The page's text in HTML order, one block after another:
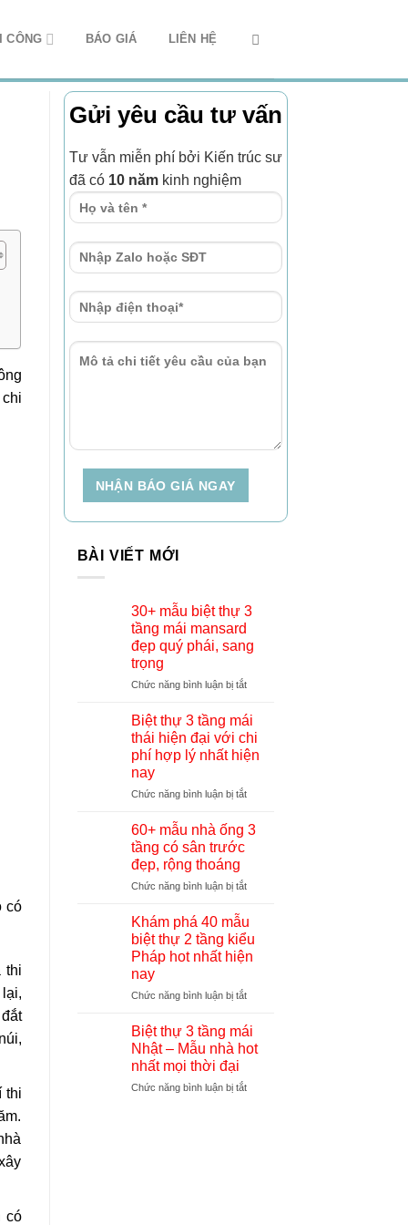
CÔNG BÁO GIÁ LIÊN HỆ
có
thi
thi
có
Gửi yêu cầu tư vấn
Tư vẫn miễn phí bởi Kiến trúc sư
đã có 10 nămkinh nghiệm
NHẬN BÁO GIÁ NGAY
BÀI VIẾT MỚI
30+ mẫu biệt thự 3
tầng mái mansard
đẹp quý phái, sang
trọng
Chức năng bình luận bị tắtở
mẫu
biệt
thự
3
mái
đẹp
quý
trọng
Biệt thự 3 tầng mái
thái hiện đại với chi
phí hợp lý nhất hiện
nay
Chức năng bình luận bị tắtở
thự
thái
đại
với
chi
phí
lý
hiện
60+ mẫu nhà ống 3
tầng có sân trước
đẹp, rộng thoáng
Chức năng bình luận bị tắtở
nhà
ống
3
có
trước
đẹp,
rộng
Khám phá 40 mẫu
biệt thự 2 tầng kiểu
Pháp hot nhất hiện
nay
Chức năng bình luận bị tắtở
phá
mẫu
thự
Biệt thự 3 tầng mái
Nhật – Mẫu nhà hot
nhất mọi thời đại
Chức năng bình luận bị tắtở